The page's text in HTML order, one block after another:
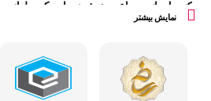
کنسول بازی ساعت هوشمند اسپیکر ولوازم
در دل استایل، تمرکز ما فقط روی فروش
نمایش بیشتر